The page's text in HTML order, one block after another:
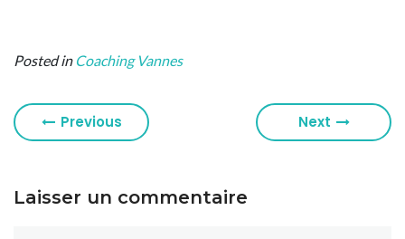
Posted in Coaching Vannes
Previous Next
Laisser un commentaire